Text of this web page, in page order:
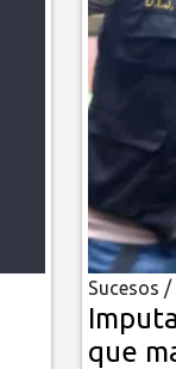
Sucesos /
que